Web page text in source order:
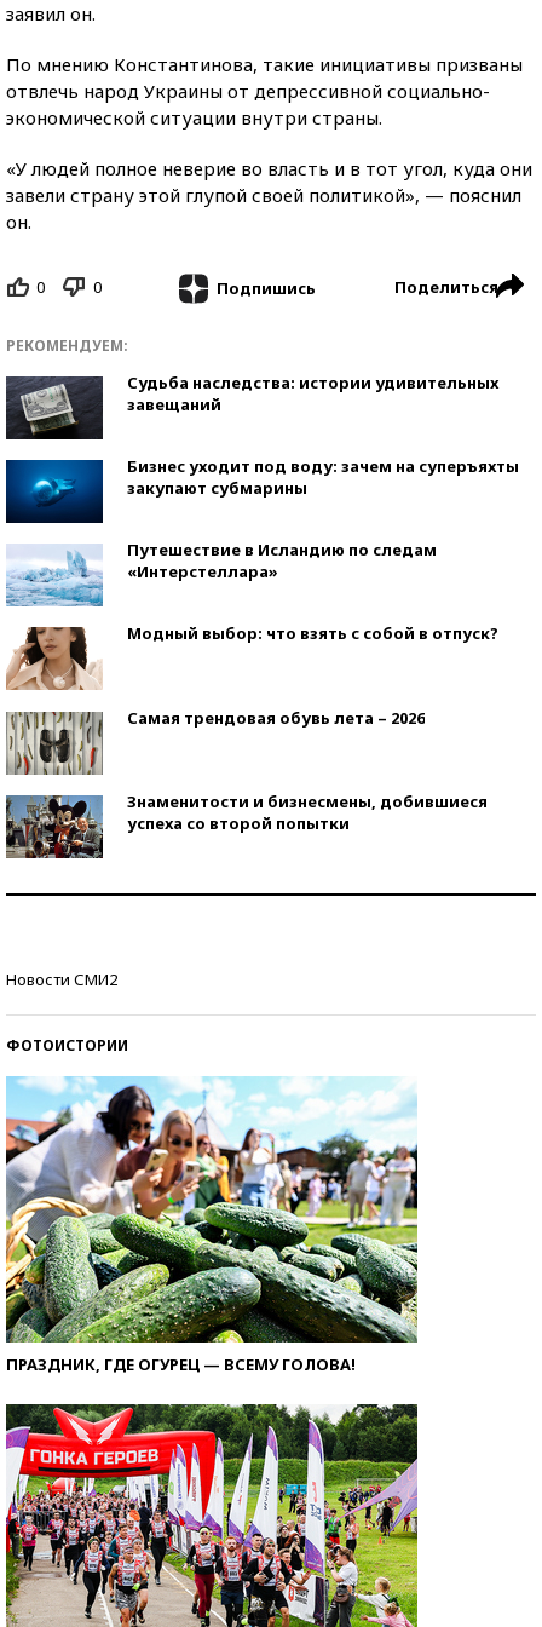
заявил он.
По мнению Константинова, такие инициативы призваны
отвлечь народ Украины от депрессивной социально-
экономической ситуации внутри страны.
«У людей полное неверие во власть и в тот угол, куда они
завели страну этой глупой своей политикой», — пояснил
он.
0 0 Подпишись Поделиться
РЕКОМЕНДУЕМ:
Судьба наследства: истории удивительных
завещаний
Бизнес уходит под воду: зачем на суперъяхты
закупают субмарины
Путешествие в Исландию по следам
«Интерстеллара»
Модный выбор: что взять с собой в отпуск?
Самая трендовая обувь лета – 2026
Знаменитости и бизнесмены, добившиеся
успеха со второй попытки
Новости СМИ2
ФОТОИСТОРИИ
ПРАЗДНИК, ГДЕ ОГУРЕЦ — ВСЕМУ ГОЛОВА!